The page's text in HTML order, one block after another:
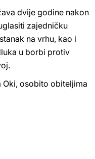
dvije godine nakon
zajedničku
na vrhu, kao i
u borbi protiv
osobito obiteljima